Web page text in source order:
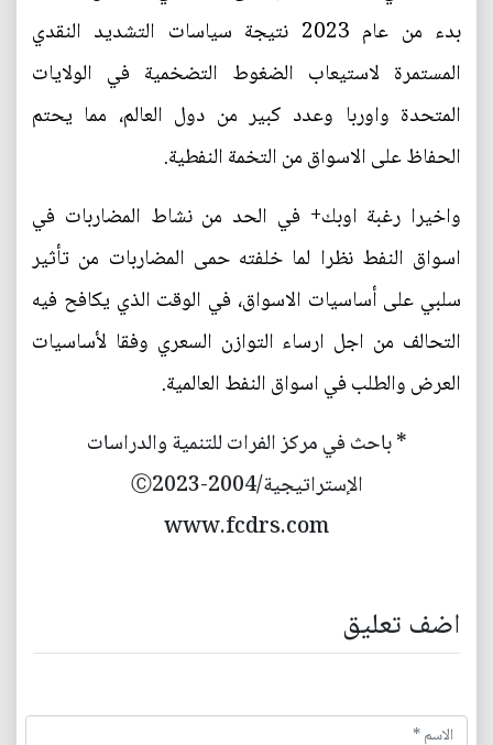
بدء من عام 2023 نتيجة سياسات التشديد النقدي
المستمرة لاستيعاب الضغوط التضخمية في الولايات
المتحدة واوربا وعدد كبير من دول العالم، مما يحتم
الحفاظ على الاسواق من التخمة النفطية.
واخيرا رغبة اوبك+ في الحد من نشاط المضاربات في
اسواق النفط نظرا لما خلفته حمى المضاربات من تأثير
سلبي على أساسيات الاسواق، في الوقت الذي يكافح فيه
التحالف من اجل ارساء التوازن السعري وفقا لأساسيات
العرض والطلب في اسواق النفط العالمية.
* باحث في مركز الفرات للتنمية والدراسات
الإستراتيجية/2004-Ⓒ2023
www.fcdrs.com
اضف تعليق